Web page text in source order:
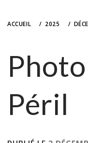
ACCUEIL 2025
Péril